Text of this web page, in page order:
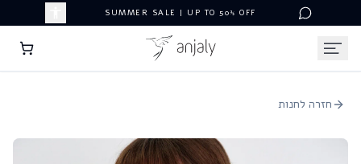
SUMMER SALE | UP TO 50% OFF
חזרה לחנות